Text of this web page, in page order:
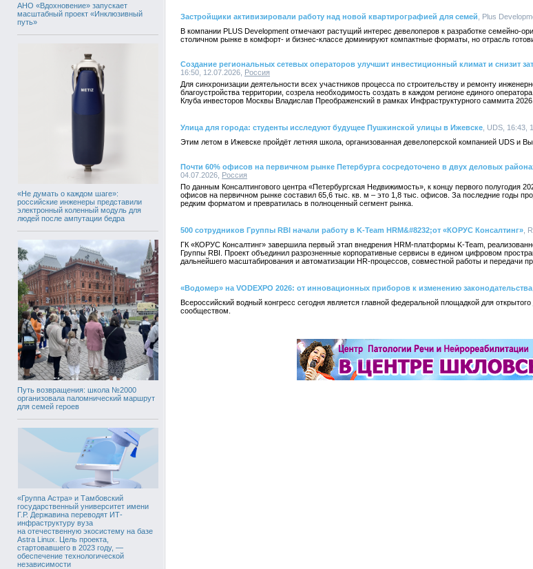
АНО «Вдохновение» запускает
масштабный проект «Инклюзивный
путь»
«Не думать о каждом шаге»:
российские инженеры представили
электронный коленный модуль для
людей после ампутации бедра
Путь возвращения: школа №2000
организовала паломнический маршрут
для семей героев
«Группа Астра» и Тамбовский
государственный университет имени
Г.Р. Державина переводят ИТ-
инфраструктуру вуза
на отечественную экосистему на базе
Astra Linux. Цель проекта,
стартовавшего в 2023 году, —
обеспечение технологической
независимости
Застройщики активизировали работу над новой квартирографией для семей , Plus
В компании PLUS Development отмечают растущий интерес девелоперов к разработке семейно-
столичном рынке в комфорт- и бизнес-классе доминируют компактные форматы, но отрасль
Создание региональных сетевых операторов улучшит инвестиционный климат и снизит
16:50, 12.07.2026, Россия
Для синхронизации деятельности всех участников процесса по строительству и ремонту
благоустройства территории, созрела необходимость создать в каждом регионе единого
Клуба инвесторов Москвы Владислав Преображенский в рамках Инфраструктурного саммита 2026.
Улица для города: студенты исследуют будущее Пушкинской улицы в Ижевске , UDS, 16:43,
Этим летом в Ижевске пройдёт летняя школа, организованная девелоперской компанией UDS и
Почти 60% офисов на первичном рынке Петербурга сосредоточено в двух деловых
04.07.2026, Россия
По данным Консалтингового центра «Петербургская Недвижимость», к концу первого полугодия
офисов на первичном рынке составил 65,6 тыс. кв. м – это 1,8 тыс. офисов. За последние годы
редким форматом и превратилась в полноценный сегмент рынка.
500 сотрудников Группы RBI начали работу в K-Team HRM&#8232;от «КОРУС Консалтинг» ,
ГК «КОРУС Консалтинг» завершила первый этап внедрения HRM-платформы K-Team,
Группы RBI. Проект объединил разрозненные корпоративные сервисы в едином цифровом
дальнейшего масштабирования и автоматизации HR-процессов, совместной работы и передачи
«Водомер» на VODEXPO 2026: от инновационных приборов к изменению законодательства
Всероссийский водный конгресс сегодня является главной федеральной площадкой для
сообществом.